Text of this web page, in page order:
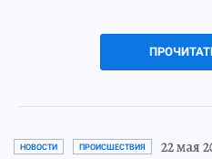
НОВОСТИ ПРОИСШЕСТВИЯ 22 мая